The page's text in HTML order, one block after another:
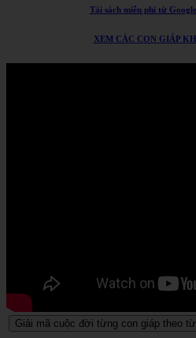
Tải sách miễn phí từ
XEM CÁC CON GIÁP